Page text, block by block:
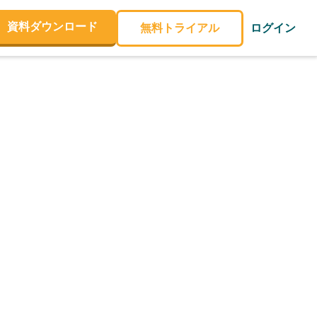
資料ダウンロード 無料トライアル ログイン